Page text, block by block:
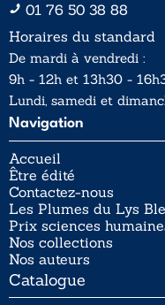
01 76 50 38 88
Horaires du standard
De mardi à vendredi :
9h - 12h et 13h30 -
Lundi, samedi et
Navigation
Accueil
Être édité
Contactez-nous
Les Plumes du Lys
Prix sciences
Nos collections
Nos auteurs
Catalogue